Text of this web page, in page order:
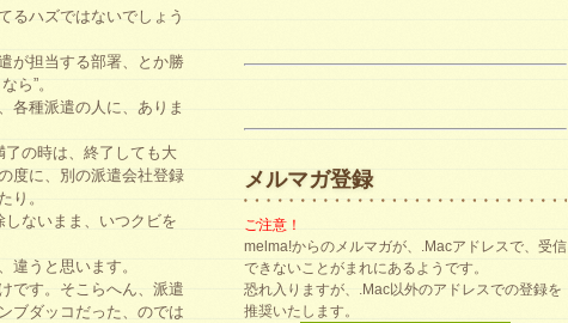
るハズではないでしょう
が担当する部署、とか勝
ら”。
各種派遣の人に、ありま
の時は、終了しても大
度に、別の派遣会社登録
り。
ないまま、いつクビを
違うと思います。
です。そこらへん、派遣
ブダッコだった、のでは
メルマガ登録
ご注意！
melma!からのメルマガが、.Macアドレスで、受信
できないことがまれにあるようです。
恐れ入りますが、.Mac以外のアドレスでの登録を
推奨いたします。